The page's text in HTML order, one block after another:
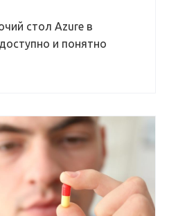
стол Azure в
и понятно